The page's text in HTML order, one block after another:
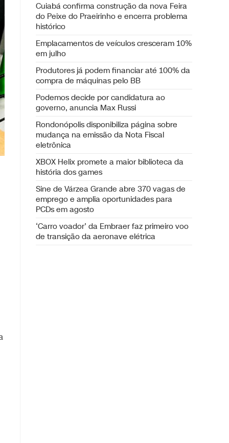
Cuiabá confirma construção da nova Feira
do Peixe do Praeirinho e encerra problema
histórico
Emplacamentos de veículos cresceram 10%
em julho
Produtores já podem financiar até 100% da
compra de máquinas pelo BB
Podemos decide por candidatura ao
governo, anuncia Max Russi
Rondonópolis disponibiliza página sobre
mudança na emissão da Nota Fiscal
eletrônica
XBOX Helix promete a maior biblioteca da
história dos games
Sine de Várzea Grande abre 370 vagas de
emprego e amplia oportunidades para
PCDs em agosto
‘Carro voador’ da Embraer faz primeiro voo
de transição da aeronave elétrica